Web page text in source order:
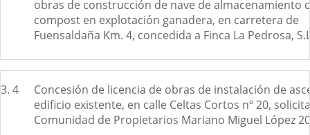
obras de construcción de nave de almacenamiento
compost en explotación ganadera, en carretera de
Fuensaldaña Km. 4, concedida a Finca La Pedrosa,
3. 4
Concesión de licencia de obras de instalación de
edificio existente, en calle Celtas Cortos nº 20,
Comunidad de Propietarios Mariano Miguel López